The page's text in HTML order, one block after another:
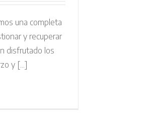
una completa
y recuperar
disfrutado los
y [...]